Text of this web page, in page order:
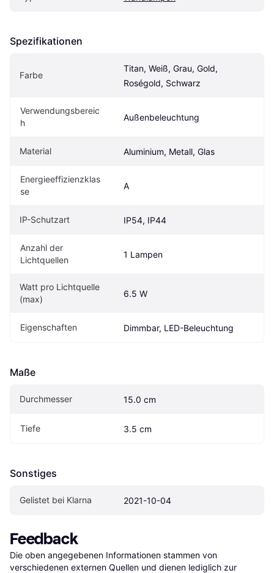
Spezifikationen
Farbe
Titan, Weiß, Grau, Gold,
Roségold, Schwarz
Verwendungsbereic
h
Außenbeleuchtung
Material Aluminium, Metall, Glas
Energieeffizienzklas
se
A
IP-Schutzart IP54, IP44
Anzahl der
Lichtquellen
1 Lampen
Watt pro Lichtquelle
(max)
6.5 W
Eigenschaften Dimmbar, LED-Beleuchtung
Maße
Durchmesser 15.0 cm
Tiefe 3.5 cm
Sonstiges
Gelistet bei Klarna 2021-10-04
Feedback
Die oben angegebenen Informationen stammen von
verschiedenen externen Quellen und dienen lediglich zur